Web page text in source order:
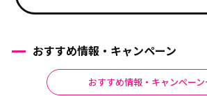
おすすめ情報・キャンペーン
おすすめ情報・キャンペー